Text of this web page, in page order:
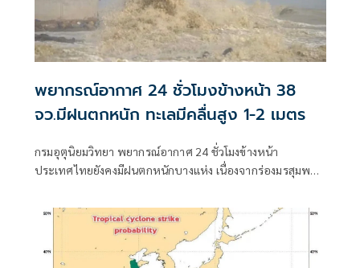
พยากรณ์อากาศ 24 ชั่วโมงข้างหน้า 38
จว.มีฝนตกหนัก ทะเลมีคลื่นสูง 1-2 เมตร
กรมอุตุนิยมวิทยา พยากรณ์อากาศ 24 ชั่วโมงข้างหน้า
ประเทศไทยยังคงมีฝนตกหนักบางแห่ง เนื่องจากร่องมรสุมพาด